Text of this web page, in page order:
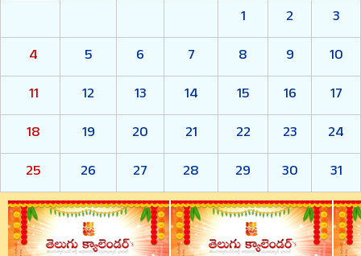
1 2
3
4
5 6 7 8 9
10
11
12 13 14 15 16
17
18
19 20 21 22 23
24
25
26 27 28 29 30 31